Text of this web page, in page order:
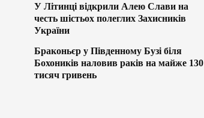
У Літинці відкрили Алею Слави на
честь шістьох полеглих Захисників
України
Браконьєр у Південному Бузі біля
Бохоників наловив раків на майже 130
тисяч гривень